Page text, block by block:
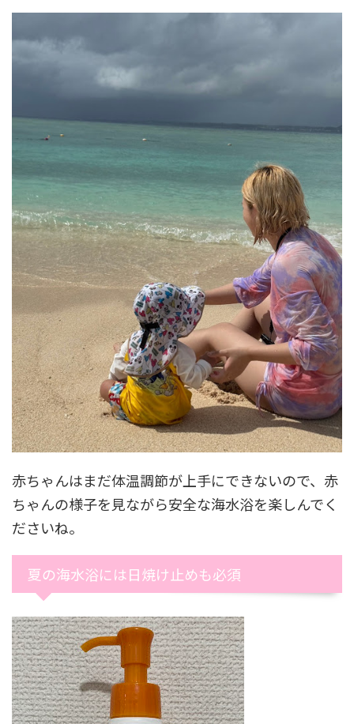
赤ちゃんはまだ体温調節が上手にできないので、赤
ちゃんの様子を見ながら安全な海水浴を楽しんでく
ださいね。
夏の海水浴には日焼け止めも必須